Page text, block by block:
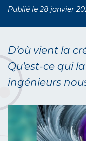
Publié le 28 janvier
D’où vient la
Qu’est-ce qui
ingénieurs